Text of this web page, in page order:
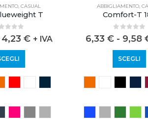
,CASUAL
T
of 5
4,23 € + IVA
ABBIGLIAMENTO,
Comfort-T
out of
6,33 € - 9,58
SCEGLI